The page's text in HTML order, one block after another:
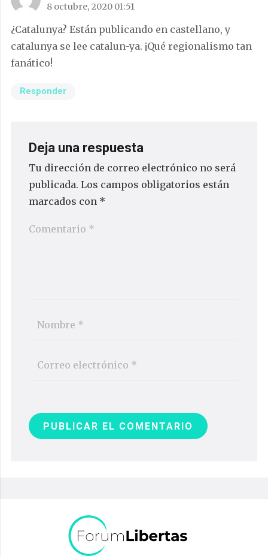
8 octubre, 2020 01:51
¿Catalunya? Están publicando en castellano, y
catalunya se lee catalun-ya. ¡Qué regionalismo tan
fanático!
Responder
Deja una respuesta
Tu dirección de correo electrónico no será
publicada. Los campos obligatorios están
marcados con *
PUBLICAR EL COMENTARIO